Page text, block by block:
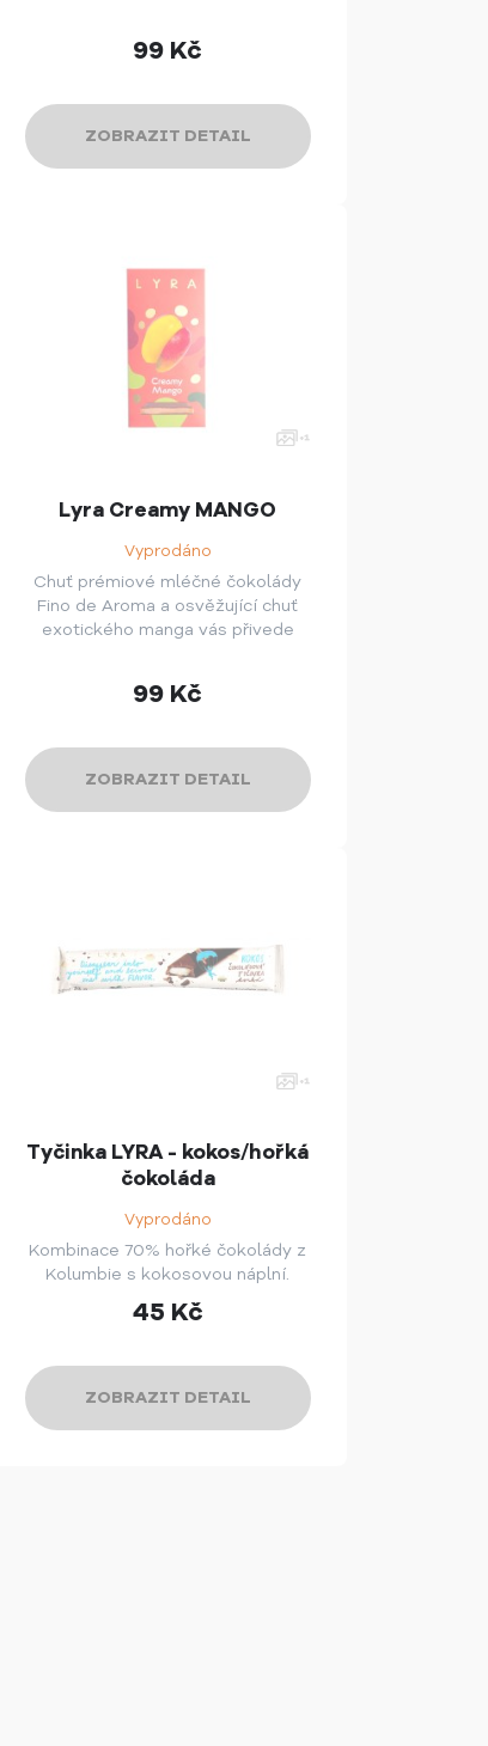
99 Kč
ZOBRAZIT DETAIL
Lyra Creamy MANGO
Vyprodáno
Chuť prémiové mléčné čokolády
Fino de Aroma a osvěžující chuť
exotického manga vás přivede
99 Kč
ZOBRAZIT DETAIL
Tyčinka LYRA - kokos/hořká
čokoláda
Vyprodáno
Kombinace 70% hořké čokolády z
Kolumbie s kokosovou náplní.
45 Kč
ZOBRAZIT DETAIL